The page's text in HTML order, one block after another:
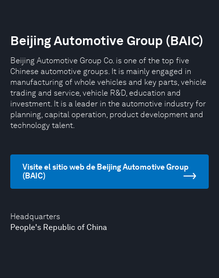
Headquarters
People's Republic of China
Beijing Automotive Group (BAIC)
Beijing Automotive Group Co. is one of the top five
Chinese automotive groups. It is mainly engaged in
manufacturing of whole vehicles and key parts, vehicle
trading and service, vehicle R&D, education and
investment. It is a leader in the automotive industry for
planning, capital operation, product development and
technology talent.
Visite el sitio web de Beijing Automotive Group
(BAIC)